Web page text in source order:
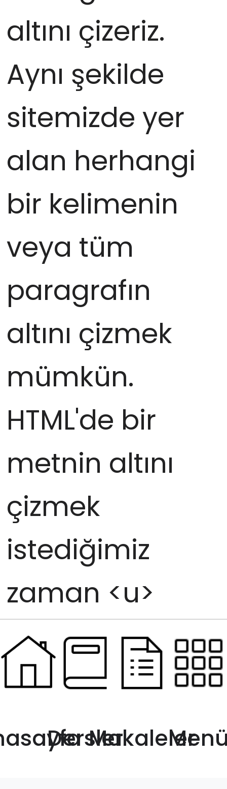
DerslerMakaleler
altını çizeriz.
Aynı şekilde
sitemizde yer
alan herhangi
bir kelimenin
veya tüm
paragrafın
altını çizmek
mümkün.
HTML'de bir
metnin altını
çizmek
istediğimiz
zaman <u>
etiketini
kullanırız.
İlk önce metin